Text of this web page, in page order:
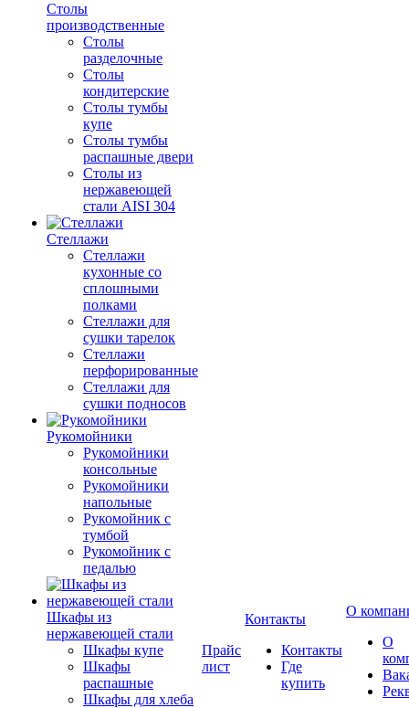
Столы
производственные
Столы
разделочные
Столы
кондитерские
Столы тумбы
купе
Столы тумбы
распашные двери
Столы из
нержавеющей
стали AISI 304
Стеллажи
Стеллажи
кухонные со
сплошными
полками
Стеллажи для
сушки тарелок
Стеллажи
перфорированные
Стеллажи для
сушки подносов
Рукомойники
Рукомойники
консольные
Рукомойники
напольные
Рукомойник с
тумбой
Рукомойник с
педалью
Шкафы из
нержавеющей стали
Шкафы купе
Шкафы
распашные
Шкафы для хлеба
Прайс
лист
Контакты
Контакты
Где
купить
О
О